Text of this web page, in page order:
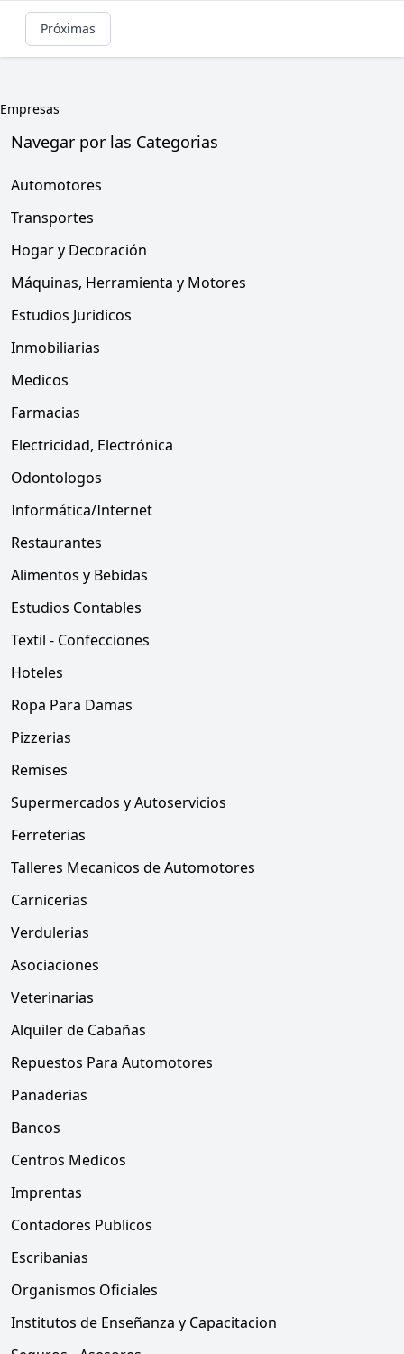
Próximas
Empresas
Navegar por las Categorias
Automotores
Transportes
Hogar y Decoración
Máquinas, Herramienta y Motores
Estudios Juridicos
Inmobiliarias
Medicos
Farmacias
Electricidad, Electrónica
Odontologos
Informática/Internet
Restaurantes
Alimentos y Bebidas
Estudios Contables
Textil - Confecciones
Hoteles
Ropa Para Damas
Pizzerias
Remises
Supermercados y Autoservicios
Ferreterias
Talleres Mecanicos de Automotores
Carnicerias
Verdulerias
Asociaciones
Veterinarias
Alquiler de Cabañas
Repuestos Para Automotores
Panaderias
Bancos
Centros Medicos
Imprentas
Contadores Publicos
Escribanias
Organismos Oficiales
Institutos de Enseñanza y Capacitacion